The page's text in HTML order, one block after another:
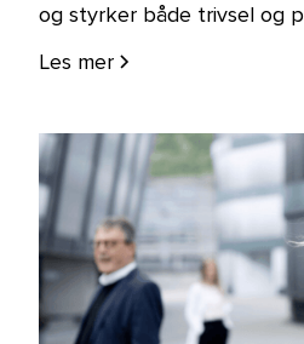
og styrker både trivsel og
Les mer